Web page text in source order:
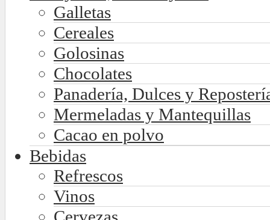
Galletas
Cereales
Golosinas
Chocolates
Panadería, Dulces y
Mermeladas y Mantequillas
Cacao en polvo
Bebidas
Refrescos
Vinos